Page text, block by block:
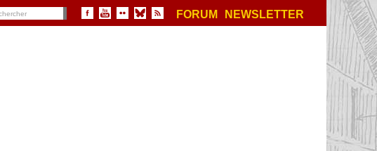
FORUM NEWSLETTER